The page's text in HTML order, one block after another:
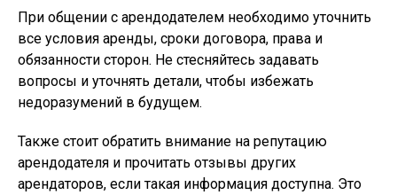
При общении с арендодателем необходимо уточнить
все условия аренды, сроки договора, права и
обязанности сторон. Не стесняйтесь задавать
вопросы и уточнять детали, чтобы избежать
недоразумений в будущем.
Также стоит обратить внимание на репутацию
арендодателя и прочитать отзывы других
арендаторов, если такая информация доступна. Это